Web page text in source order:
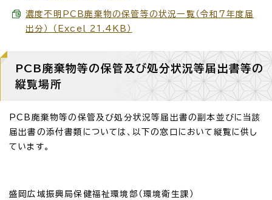
濃度不明PCB廃棄物の保管等の状況一覧（令和7年度届
出分） （Excel 21.4KB）
PCB廃棄物等の保管及び処分状況等届出書等の
縦覧場所
PCB廃棄物等の保管及び処分状況等届出書の副本並びに当該
届出書の添付書類については、以下の窓口において縦覧に供し
ています。
盛岡広域振興局保健福祉環境部（環境衛生課）